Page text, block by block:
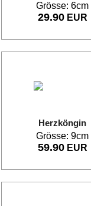
Grösse: 6cm
29.90EUR
Herzköngin
Grösse: 9cm
59.90EUR